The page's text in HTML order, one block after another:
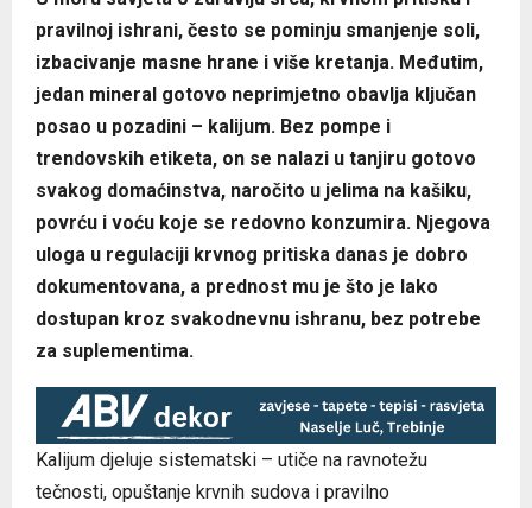
pravilnoj ishrani, često se pominju smanjenje soli,
izbacivanje masne hrane i više kretanja. Međutim,
jedan mineral gotovo neprimjetno obavlja ključan
posao u pozadini – kalijum. Bez pompe i
trendovskih etiketa, on se nalazi u tanjiru gotovo
svakog domaćinstva, naročito u jelima na kašiku,
povrću i voću koje se redovno konzumira. Njegova
uloga u regulaciji krvnog pritiska danas je dobro
dokumentovana, a prednost mu je što je lako
dostupan kroz svakodnevnu ishranu, bez potrebe
za suplementima.
Kalijum djeluje sistematski – utiče na ravnotežu
tečnosti, opuštanje krvnih sudova i pravilno